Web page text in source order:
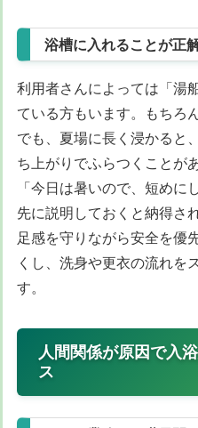
浴槽に入れることが正
利用者さんによっては「湯
ている方もいます。もちろ
でも、夏場に長く浸かると
ち上がりでふらつくことが
「今日は暑いので、短めに
先に説明しておくと納得さ
足感を守りながら安全を優
くし、洗身や更衣の流れを
す。
人間関係が原因で入
ス